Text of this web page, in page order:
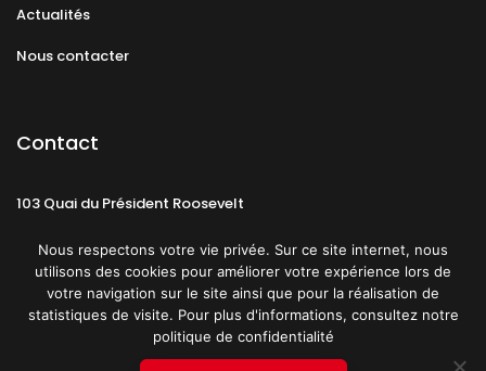
Actualités
Nous contacter
Contact
103 Quai du Président Roosevelt
CGU Politique de confidentialité
Nous respectons votre vie privée. Sur ce site internet, nous
utilisons des cookies pour améliorer votre expérience lors de
votre navigation sur le site ainsi que pour la réalisation de
statistiques de visite. Pour plus d'informations, consultez notre
politique de confidentialité